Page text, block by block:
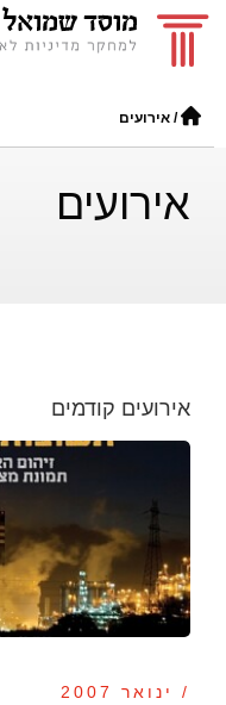
/ אירועים
אירועים
אירועים קודמים
/ ינואר 2007